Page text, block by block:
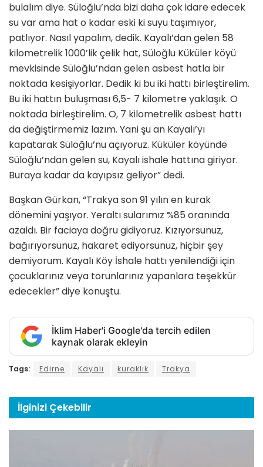
bulalım diye. Süloğlu’nda bizi daha çok idare edecek
su var ama hat o kadar eski ki suyu taşımıyor,
patlıyor. Nasıl yapalım, dedik. Kayalı’dan gelen 58
kilometrelik 1000’lik çelik hat, Süloğlu Küküler köyü
mevkisinde Süloğlu’ndan gelen asbest hatla bir
noktada kesişiyorlar. Dedik ki bu iki hattı birleştirelim.
Bu iki hattın buluşması 6,5- 7 kilometre yaklaşık. O
noktada birleştirelim. O, 7 kilometrelik asbest hattı
da değiştirmemiz lazım. Yani şu an Kayalı’yı
kapatarak Süloğlu’nu açıyoruz. Küküler köyünde
Süloğlu’ndan gelen su, Kayalı ishale hattına giriyor.
Buraya kadar da kayıpsız geliyor” dedi.
Başkan Gürkan, “Trakya son 91 yılın en kurak
dönemini yaşıyor. Yeraltı sularımız %85 oranında
azaldı. Bir faciaya doğru gidiyoruz. Kızıyorsunuz,
bağırıyorsunuz, hakaret ediyorsunuz, hiçbir şey
demiyorum. Kayalı Köy İshale hattı yenilendiği için
çocuklarınız veya torunlarınız yapanlara teşekkür
edecekler” diye konuştu.
İklim Haber'i Google'da tercih edilen
kaynak olarak ekleyin
Tags: Edirne Kayalı kuraklık Trakya
İlginizi Çekebilir